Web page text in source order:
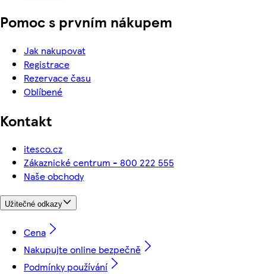
Pomoc s prvním nákupem
Jak nakupovat
Registrace
Rezervace času
Oblíbené
Kontakt
itesco.cz
Zákaznické centrum - 800 222 555
Naše obchody
Užitečné odkazy
Cena
Nakupujte online bezpečně
Podmínky používání